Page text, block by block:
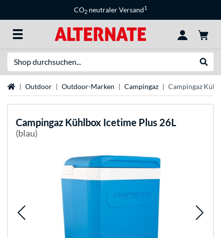
CO2 neutraler Versand1
StartseiteOutdoor Outdoor-Marken Campingaz Campingaz
Campingaz Kühlbox Icetime Plus 26L
(blau)